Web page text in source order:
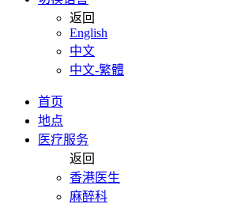
返回
English
中文
中文-繁體
首页
地点
医疗服务
返回
香港医生
麻醉科